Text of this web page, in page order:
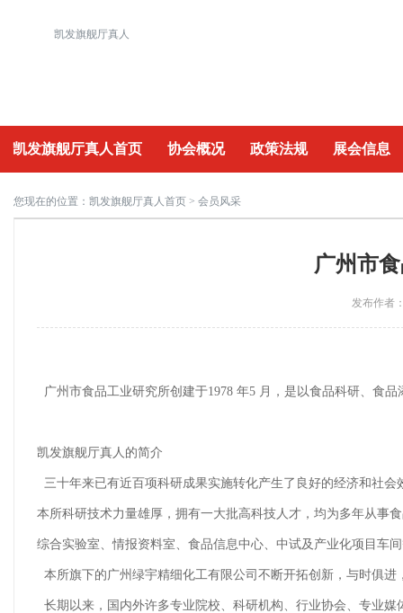
凯发旗舰厅真人
凯发旗舰厅真人首页 协会概况 政策法规 展会信息
重要活动
您现在的位置： 凯发旗舰厅真人首页 > 会员风采
广州市
发布作者
广州市食品工业研究所创建于1978 年5 月，是以食品科研、食
凯发旗舰厅真人的简介
三十年来已有近百项科研成果实施转化产生了良好的经济和社
本所科研技术力量雄厚，拥有一大批高科技人才，均为多年从事
综合实验室、情报资料室、食品信息中心、中试及产业化项目车
本所旗下的广州绿宇精细化工有限公司不断开拓创新，与时俱
长期以来，国内外许多专业院校、科研机构、行业协会、专业